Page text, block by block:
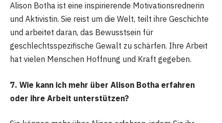
Alison Botha ist eine inspirierende Motivationsrednerin
und Aktivistin. Sie reist um die Welt, teilt ihre Geschichte
und arbeitet daran, das Bewusstsein für
geschlechtsspezifische Gewalt zu schärfen. Ihre Arbeit
hat vielen Menschen Hoffnung und Kraft gegeben.
7. Wie kann ich mehr über Alison Botha erfahren
oder ihre Arbeit unterstützen?